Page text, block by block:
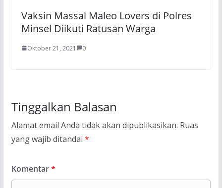
Vaksin Massal Maleo Lovers di Polres
Minsel Diikuti Ratusan Warga
Oktober 21, 2021 0
Tinggalkan Balasan
Alamat email Anda tidak akan dipublikasikan. Ruas
yang wajib ditandai *
Komentar*